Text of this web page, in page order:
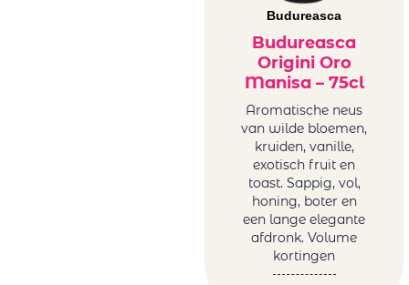
Budureasca
Budureasca
Origini Oro
Manisa – 75cl
Aromatische neus
van wilde bloemen,
kruiden, vanille,
exotisch fruit en
toast. Sappig, vol,
honing, boter en
een lange elegante
afdronk. Volume
kortingen